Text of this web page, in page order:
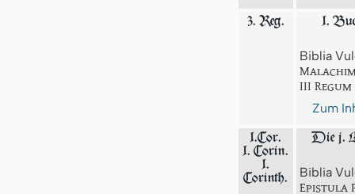
3. Reg. 1.
Biblia
III Regum
Zum
1.Cor.
1. Corin.
1.
Corinth.
Die j.
Biblia
Epistula